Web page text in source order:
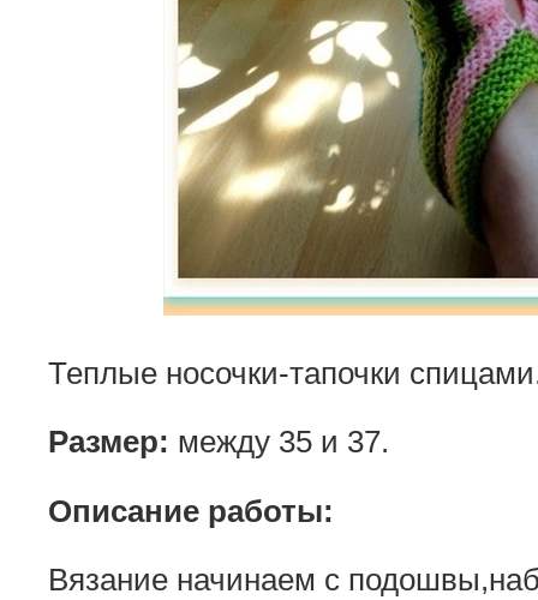
Теплые носочки-тапочки
Размер: между 35 и 37.
Описание работы:
Вязание начинаем с